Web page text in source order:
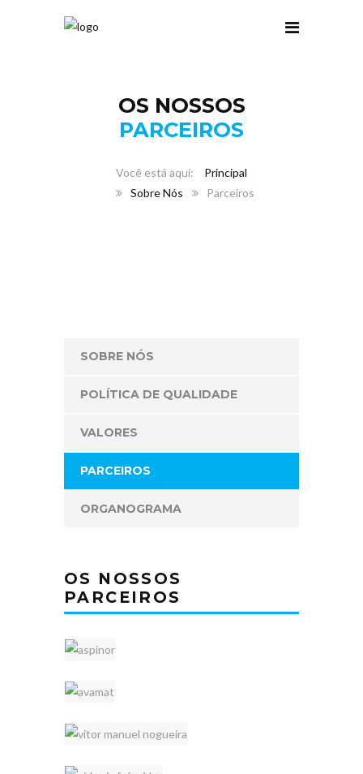
OS NOSSOS
PARCEIROS
Principal
Sobre Nós
Parceiros
SOBRE NÓS
POLÍTICA DE QUALIDADE
VALORES
PARCEIROS
ORGANOGRAMA
OS NOSSOS
PARCEIROS